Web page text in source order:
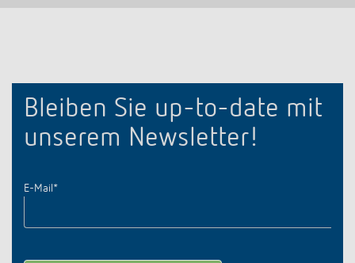
Bleiben Sie up-to-date mit
unserem Newsletter!
E-Mail *